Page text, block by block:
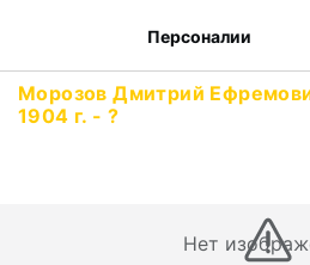
Персоналии
Морозов Дмитрий
1904 г. - ?
Нет